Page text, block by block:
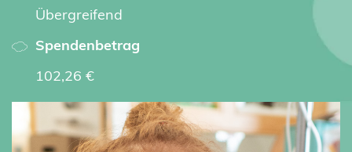
Übergreifend
Spendenbetrag
102,26 €